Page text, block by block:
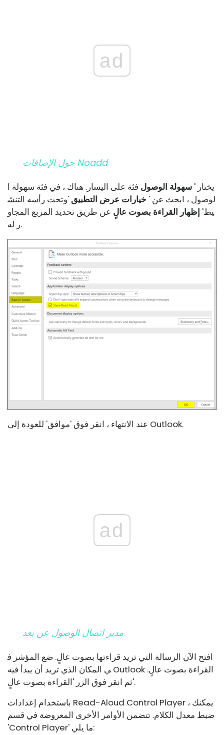
ad
حول الإضافات Noadd
يختار ' سهولة الوصول فئة على اليسار. هناك ، في فئة سهولة ا
لوصول ، ابحث عن ' خيارات عرض التطبيق 'وتحت رأسه التنش
يط' إظهار القراءة بصوت عالٍ عن طريق تحديد المربع المجاو
ر له.
عند الانتهاء ، انقر فوق 'موافق' للعودة إلى Outlook.
ad
مدير اتصال الوصول عن بعد
افتح الآن الرسالة التي تريد قراءتها بصوت عالٍ. ضع المؤشر ف
ي المكان الذي تريد أن يبدأ فيه Outlook القراءة بصوت عالٍ.
ثم انقر فوق الزر 'القراءة بصوت عالٍ'.
باستخدام إعدادات Read-Aloud Control Player ، يمكنك
ضبط معدل الكلام. تتضمن الأوامر الأخرى المعروضة في قسم
'Control Player' ما يلي: